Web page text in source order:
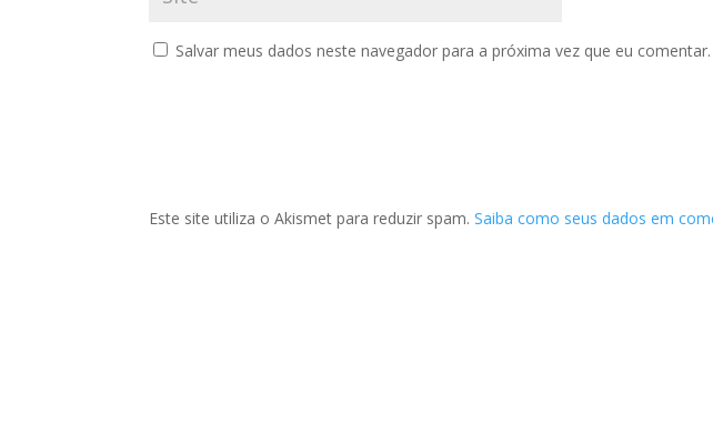
Salvar meus dados neste navegador para a próxima vez que eu comentar.
Este site utiliza o Akismet para reduzir spam.Saiba como seus dados em